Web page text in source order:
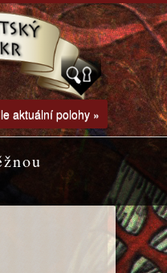
aktuální polohy »